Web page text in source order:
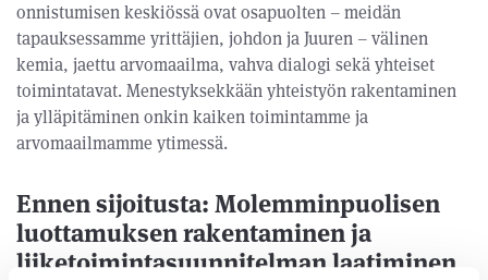
onnistumisen keskiössä ovat osapuolten – meidän
tapauksessamme yrittäjien, johdon ja Juuren – välinen
kemia, jaettu arvomaailma, vahva dialogi sekä yhteiset
toimintatavat. Menestyksekkään yhteistyön rakentaminen
ja ylläpitäminen onkin kaiken toimintamme ja
arvomaailmamme ytimessä.
Ennen sijoitusta: Molemminpuolisen
luottamuksen rakentaminen ja
liiketoimintasuunnitelman laatiminen